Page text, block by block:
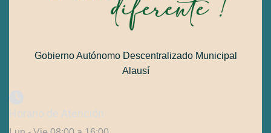
Gobierno Autónomo Descentralizado Municipal
Alausí